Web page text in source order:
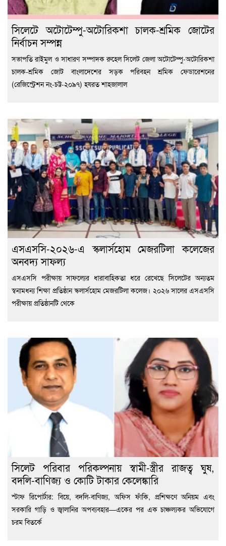
সিলেটে অটোটেম্পু-অটোরিকশা চালক-শ্রমিক জোটের
নির্বাচন সম্পন্ন
সভাপতি রাইমুল ও সাধারণ সম্পাদক রুহেল সিলেট জেলা অটোটেম্পু-অটোরিকশা
চালক-শ্রমিক জোট বাংলাদেশের সড়ক পরিবহন শ্রমিক ফেডারেশনের
(রেজিস্ট্রেশন নং-চট্ট-২০৯৭) হযরত শাহজালাল
এসএসসি-২০২৬-এ স্কলার্সহোম মেজরটিলা কলেজের
অনবদ্য সাফল্য
এসএসসি পরীক্ষায় সাফল্যের ধারাবাহিকতা ধরে রেখেছে সিলেটের অন্যতম
স্বনামধন্য শিক্ষা প্রতিষ্ঠান স্কলার্সহোম মেজরটিলা কলেজ। ২০২৬ সালের এসএসসি
পরীক্ষায় প্রতিষ্ঠানটি থেকে
সিলেট পরিবার পরিকল্পনায় স্বামী-স্ত্রীর রাজত্ব ঘুষ,
বদলি-বাণিজ্য ও কোটি টাকার কেলেঙ্কারি
স্টাফ রিপোর্টার: বিয়ে, বদলি-বাণিজ্য, অফিস ফাঁকি, প্রশিক্ষণে অনিয়ম এবং
সরকারি গাড়ি ও জ্বালানির অপব্যবহার—একের পর এক চাঞ্চল্যকর অভিযোগে
চরম বিতর্কে